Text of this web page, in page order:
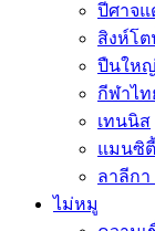
ปีศาจแ
สิงห์โต
ปืนให
กีฬาไท
เทนนิส
แมนซิตี้
ลาลีกา
ไม่หมู